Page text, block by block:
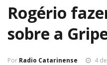
Rogério
sobre a
Por Radio Catarinense 4